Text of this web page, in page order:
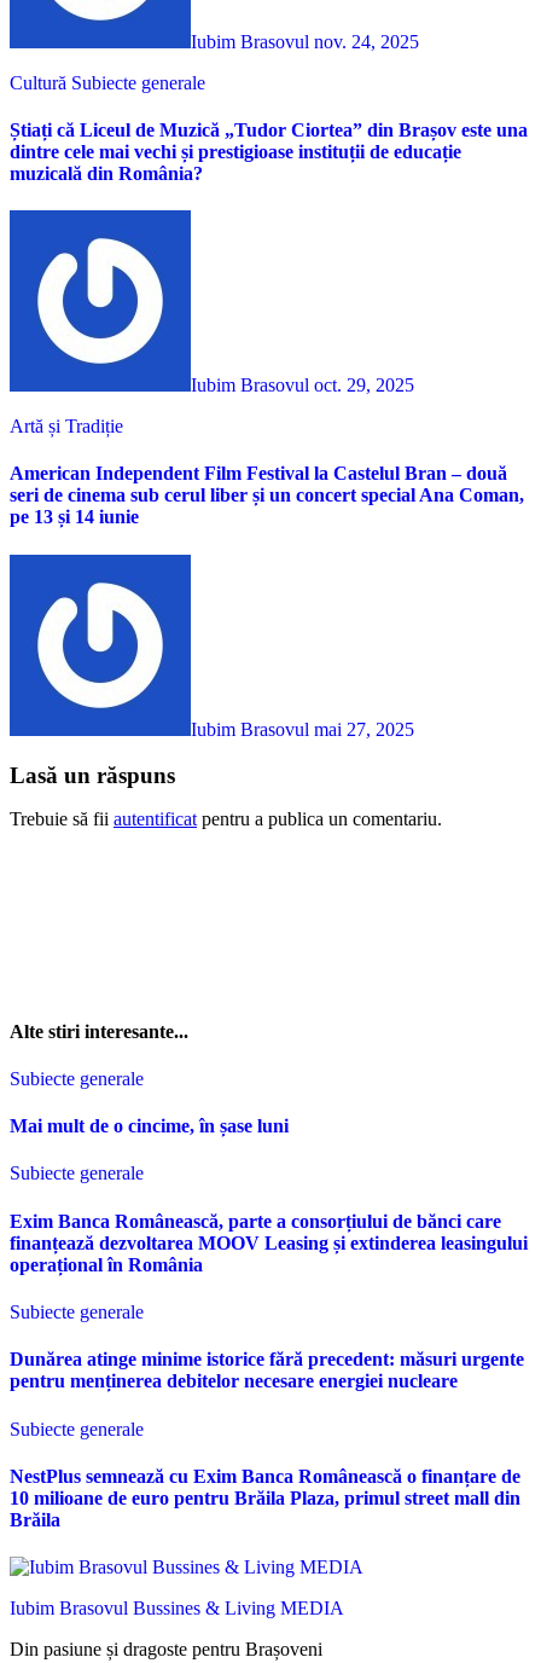
Iubim Brasovul nov. 24, 2025
Cultură Subiecte generale
Știați că Liceul de Muzică „Tudor Ciortea” din Brașov este una
dintre cele mai vechi și prestigioase instituții de educație
muzicală din România?
Iubim Brasovul oct. 29, 2025
Artă și Tradiție
American Independent Film Festival la Castelul Bran – două
seri de cinema sub cerul liber și un concert special Ana Coman,
pe 13 și 14 iunie
Iubim Brasovul mai 27, 2025
Lasă un răspuns
Trebuie să fii autentificat pentru a publica un comentariu.
Alte stiri interesante...
Subiecte generale
Mai mult de o cincime, în șase luni
Subiecte generale
Exim Banca Românească, parte a consorțiului de bănci care
finanțează dezvoltarea MOOV Leasing și extinderea leasingului
operațional în România
Subiecte generale
Dunărea atinge minime istorice fără precedent: măsuri urgente
pentru menținerea debitelor necesare energiei nucleare
Subiecte generale
NestPlus semnează cu Exim Banca Românească o finanțare de
10 milioane de euro pentru Brăila Plaza, primul street mall din
Brăila
Iubim Brasovul Bussines & Living MEDIA
Din pasiune și dragoste pentru Brașoveni